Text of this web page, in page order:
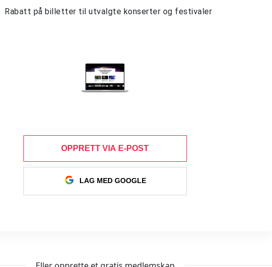
Rabatt på billetter til utvalgte konserter og festivaler
OPPRETT VIA E-POST
LAG MED GOOGLE